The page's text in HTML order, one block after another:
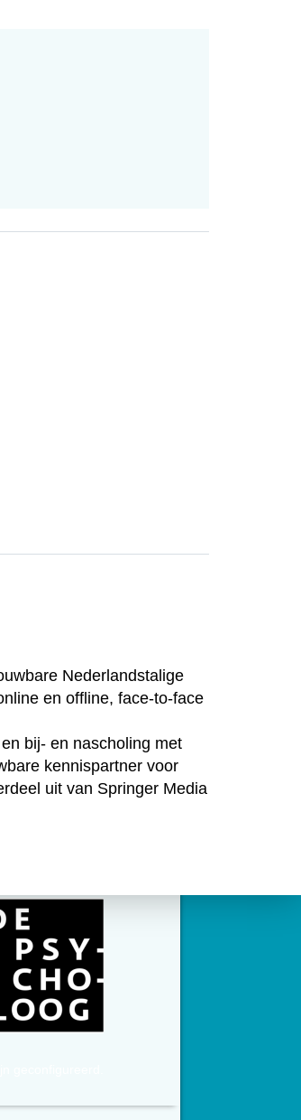
Nederlandstalige
en offline, face-to-face
bij- en nascholing met
kennispartner voor
uit van Springer Media